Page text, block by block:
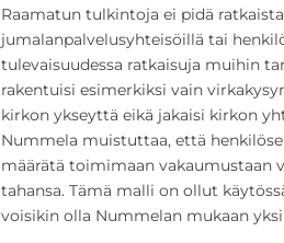
Raamatun tulkintoja ei pidä
jumalanpalvelusyhteisöillä tai
tulevaisuudessa ratkaisuja muihin
rakentuisi esimerkiksi vain
kirkon ykseyttä eikä jakaisi kirkon
Nummela muistuttaa, että
määrätä toimimaan vakaumustaan
tahansa. Tämä malli on ollut
voisikin olla Nummelan mukaan